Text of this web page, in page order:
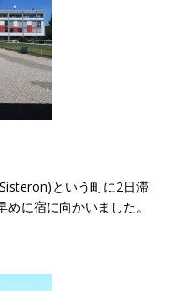
という町に2日滞
に宿に向かいました。